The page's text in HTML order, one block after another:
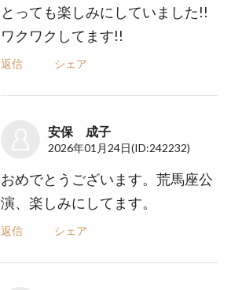
とっても楽しみにしていました!!
ワクワクしてます!!
返信 シェア
安保 成子
2026年01月24日(ID:242232)
おめでとうございます。荒馬座公
演、楽しみにしてます。
返信 シェア